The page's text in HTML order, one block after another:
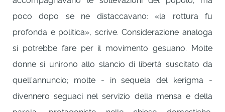
poco dopo se ne distaccavano: «la rottura fu
profonda e politica», scrive. Considerazione analoga
si potrebbe fare per il movimento gesuano. Molte
donne si unirono allo slancio di libertà suscitato da
quell'annuncio; molte - in sequela del kerigma -
divennero seguaci nel servizio della mensa e della